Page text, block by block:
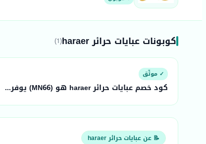
كوبونات عبايات حرائر haraer (1)
✓ موثّق
كود خصم عبايات حرائر haraer هو (MN66) يوفر...
📝 عن عبايات حرائر haraer